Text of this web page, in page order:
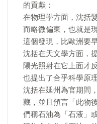
的貢獻：
在物理學方面，沈括
而略微偏東，也就是
這個發現，比歐洲要
沈括在天文學方面，
陽光照射在它上面才
也提出了合乎科學原
沈括在延州為官期間
藏，並且預言「此物
們稱石油為「石液」